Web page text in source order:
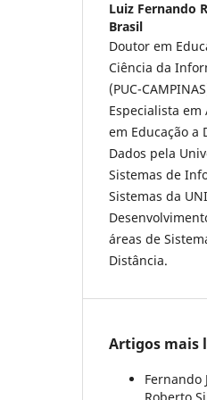
Luiz Fernando
Brasil
Doutor em
Ciência da
(PUC-
Especialista em
em Educação a
Dados pela
Sistemas de
Sistemas da
áreas de
Distância.
Artigos mais
Fernando